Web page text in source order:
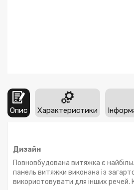
Опис Характеристики
Дизайн
Повновбудована витяжка є
панель витяжки виконана із
використовувати для інших речей.